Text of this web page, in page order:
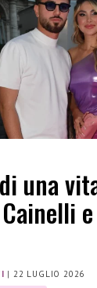
una
|22 LUGLIO 2026